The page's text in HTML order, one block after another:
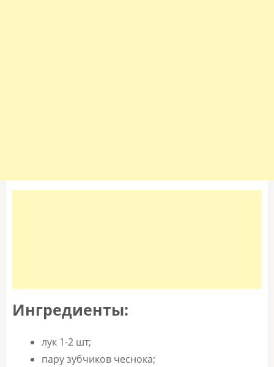
Ингредиенты:
лук 1-2 шт;
пару зубчиков чеснока;